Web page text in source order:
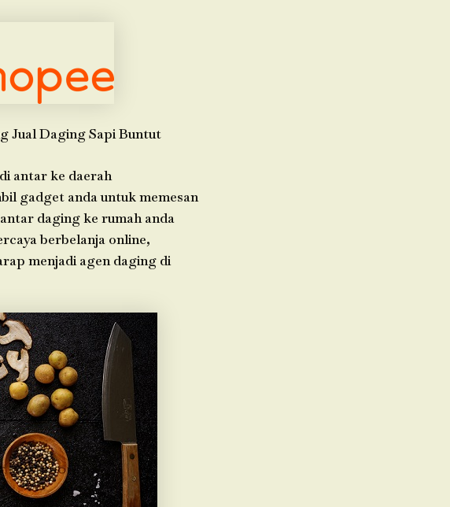
Jual Daging Sapi Buntut
antar ke daerah
gadget anda untuk memesan
daging ke rumah anda
berbelanja online,
menjadi agen daging di